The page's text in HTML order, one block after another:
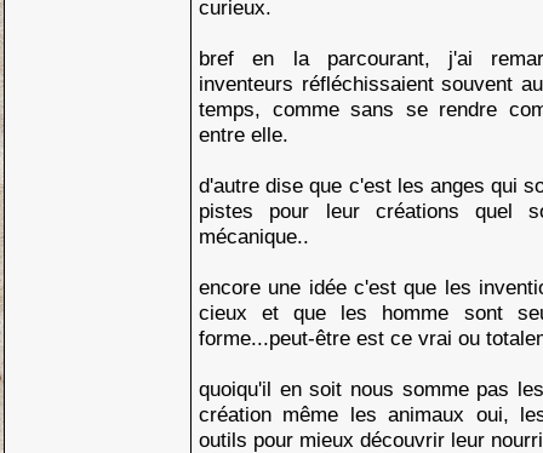
curieux.
bref en la parcourant, j'ai
inventeurs réfléchissaient souvent
temps, comme sans se rendre
entre elle.
d'autre dise que c'est les anges qui
pistes pour leur créations quel
mécanique..
encore une idée c'est que les
cieux et que les homme sont
forme...peut-être est ce vrai ou
quoiqu'il en soit nous somme pas
création même les animaux oui,
outils pour mieux découvrir leur